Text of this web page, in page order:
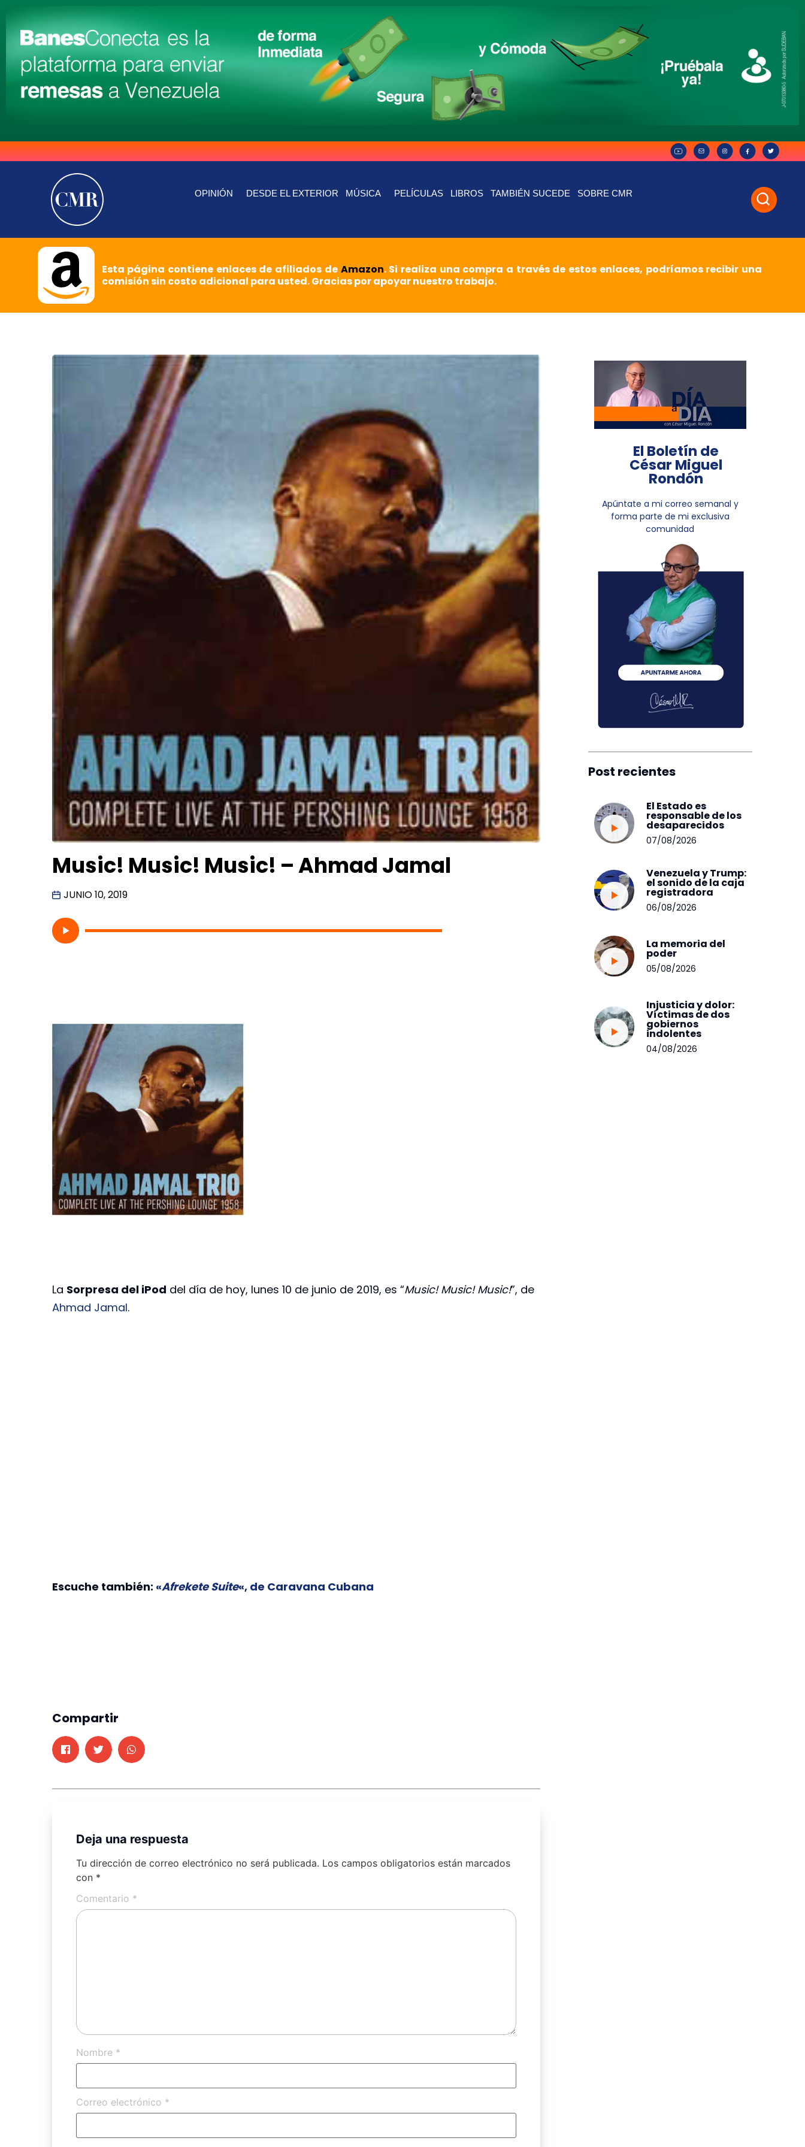
OPINIÓN DESDE EL EXTERIOR MÚSICA PELÍCULAS LIBROS TAMBIÉN SUCEDE SOBRE CMR
Esta página contiene enlaces de afiliados de Amazon. Si realiza una compra a través de estos enlaces, podríamos recibir una
comisión sin costo adicional para usted. Gracias por apoyar nuestro trabajo.
Music! Music! Music! – Ahmad Jamal
JUNIO 10, 2019
La Sorpresa del iPod del día de hoy, lunes 10 de junio de 2019, es “Music! Music! Music!”, de
Ahmad Jamal.
Escuche también: «Afrekete Suite«, de Caravana Cubana
Compartir
Deja una respuesta
Tu dirección de correo electrónico no será publicada. Los campos obligatorios están marcados
con *
Comentario *
Nombre *
Correo electrónico *
El Boletín de
César Miguel
Rondón
Apúntate a mi correo semanal y
forma parte de mi exclusiva
comunidad
Post recientes
El Estado es
responsable de los
desaparecidos
07/08/2026
Venezuela y Trump:
el sonido de la caja
registradora
06/08/2026
La memoria del
poder
05/08/2026
Injusticia y dolor:
Víctimas de dos
gobiernos
indolentes
04/08/2026